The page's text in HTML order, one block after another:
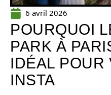
6 avril 2026
POURQUOI
PARK À
IDÉAL POUR
INSTA